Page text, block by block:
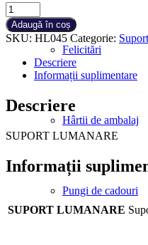
Felicitări
Hârtii de ambalaj
Pungi de cadouri
Cantitate
Suport
lumanare
N
Adaugă în coș
SKU: HL045 Categorie:
Descriere
Informații suplimentare
Descriere
SUPORT LUMANARE
Informații
SUPORT LUMANARE